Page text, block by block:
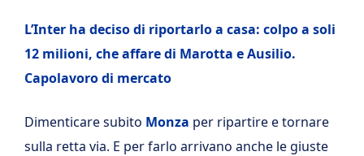
L’Inter ha deciso di riportarlo a casa: colpo a soli
12 milioni, che affare di Marotta e Ausilio.
Capolavoro di mercato
Dimenticare subito Monza per ripartire e tornare
sulla retta via. E per farlo arrivano anche le giuste